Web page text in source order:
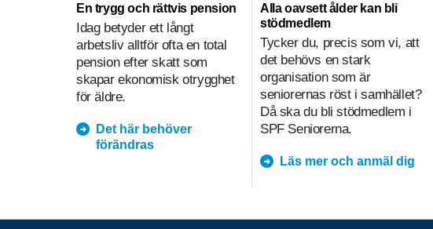
En trygg och rättvis pension
Idag betyder ett långt
arbetsliv alltför ofta en total
pension efter skatt som
skapar ekonomisk otrygghet
för äldre.
Det här behöver
förändras
Alla oavsett ålder kan bli
stödmedlem
Tycker du, precis som vi, att
det behövs en stark
organisation som är
seniorernas röst i samhället?
Då ska du bli stödmedlem i
SPF Seniorerna.
Läs mer och anmäl dig